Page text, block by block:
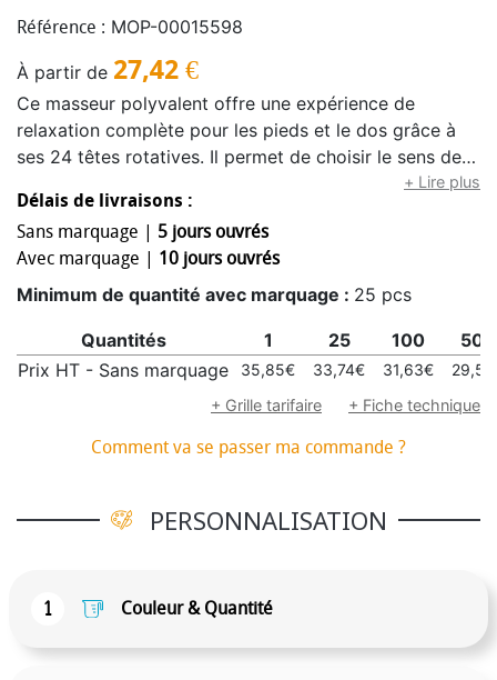
Référence : MOP-00015598
À partir de 27,42 €
Ce masseur polyvalent offre une expérience de
relaxation complète pour les pieds et le dos grâce à
ses 24 têtes rotatives. Il permet de choisir le sens de
rotation et dispose de trois vitesses, s’adaptant ainsi
aux besoins de chacun. Pour un confort
supplémentaire, l’option de massage peut être utilisée
avec ou sans chaleur, apportant une détente
musculaire encore plus profonde. Doté d’un chausson
corps, offrant une flexibilité d’utilisation optimale. Son
arrêt automatique après 15 minutes garantit une
utilisation sécurisée et évite les surchauffes. Les
hygiène parfaite après chaque séance. Alimenté sur
aussi bien après une journée fatigante que pour un
+ Lire plus
Délais de livraisons :
Sans marquage | 5 jours ouvrés
Avec marquage | 10 jours ouvrés
Minimum de quantité avec marquage : 25 pcs
Quantités 1 25 100
500
Prix HT - Sans marquage
35,85€ 33,74€ 31,63€
+ Grille tarifaire
+ Fiche technique
Comment va se passer ma commande ?
PERSONNALISATION
1 Couleur & Quantité